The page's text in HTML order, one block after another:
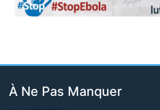
Previous
À Ne Pas Manquer